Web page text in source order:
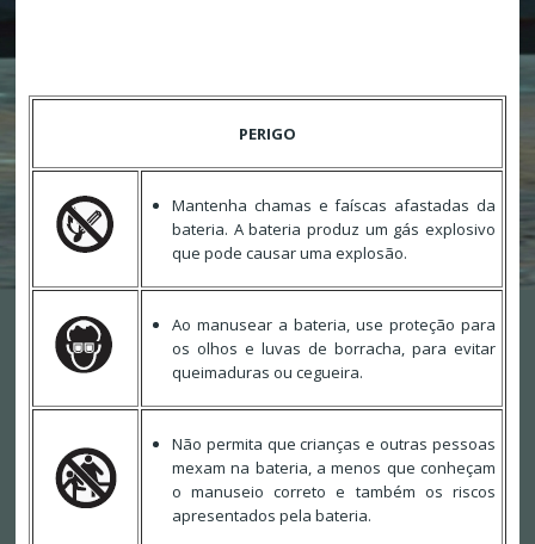
PERIGO
Mantenha chamas e faíscas afastadas da
bateria. A bateria produz um gás explosivo
que pode causar uma explosão.
Ao manusear a bateria, use proteção para
os olhos e luvas de borracha, para evitar
queimaduras ou cegueira.
Não permita que crianças e outras pessoas
mexam na bateria, a menos que conheçam
o manuseio correto e também os riscos
apresentados pela bateria.